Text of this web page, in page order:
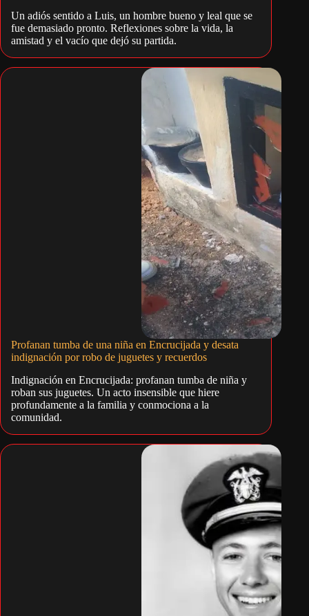
Un adiós sentido a Luis, un hombre bueno y leal que se
fue demasiado pronto. Reflexiones sobre la vida, la
amistad y el vacío que dejó su partida.
Profanan tumba de una niña en Encrucijada y desata
indignación por robo de juguetes y recuerdos
Indignación en Encrucijada: profanan tumba de niña y
roban sus juguetes. Un acto insensible que hiere
profundamente a la familia y conmociona a la
comunidad.